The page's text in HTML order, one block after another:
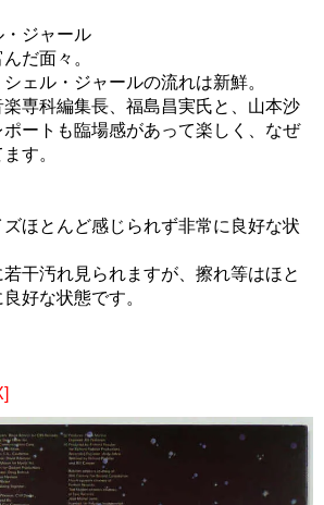
・ジャール
だ面々。
ェル・ジャールの流れは新鮮。
専科編集長、福島昌実氏と、山本沙
ートも臨場感があって楽しく、なぜ
す。
ほとんど感じられず非常に良好な状
干汚れ見られますが、擦れ等はほと
好な状態です。